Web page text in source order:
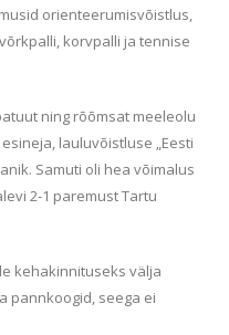
orienteerumisvõistlus,
korvpalli ja tennise
ning rõõmsat meeleolu
lauluvõistluse „Eesti
Samuti oli hea võimalus
2-1 paremust Tartu
kehakinnituseks välja
pannkoogid, seega ei